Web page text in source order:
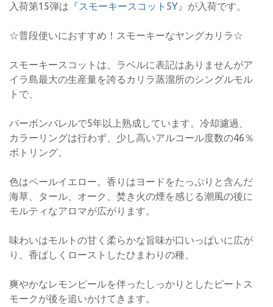
入荷第15弾は 『スモーキースコット5Y』 が入荷です。
☆普段使いにおすすめ！スモーキーなヤングカリラ☆
スモーキースコットは、ラベルに表記はありませんがア
イラ島最大の生産量を誇るカリラ蒸溜所のシングルモル
トで、
バーボンバレルで5年以上熟成しています。冷却濾過、
カラーリングは行わず、少し高いアルコール度数の46％
ボトリング。
色はペールイエロー。香りはヨードをたっぷりと含んだ
海草、タール、オーク、焚き火の煙を感じる潮風の後に
モルティなアロマが広がります。
味わいはモルトの甘く柔らかな旨味が口いっぱいに広が
り、香ばしくローストしたひまわりの種、
爽やかなレモンピールを伴ったしっかりとしたピートス
モークが後を追いかけてきます。